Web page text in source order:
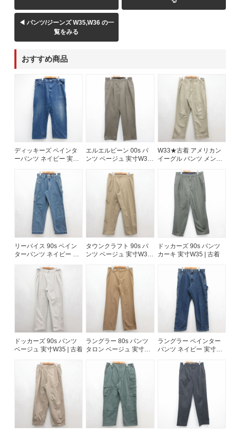
60年代 50年代
すべての年代を見る
週刊ラッシュアウト新聞
古着コラム
メディア・イベント情報
Youtube 古着屋Rush Out チャンネル
スタッフコーディネート
ご利用案内
お客様の声
レビュー1万件突破
お気に入りリスト
会員登録
メルマガ登録
会社概要
店舗一覧
古着卸売
特定商取引法に基づく表示
プライバシーポリシー
お問い合わせ
◀ パンツ/ジーンズ W35,W36 の一
覧をみる
おすすめ商品
ディッキーズ ペインタ
ーパンツ ネイビー 実寸
エルエルビーン 00s パ
ンツ ベージュ 実寸W35 |
W33★古着 アメリカン
イーグル パンツ メンズ
ージュ 26aug05
リーバイス 90s ペイン
ターパンツ ネイビー 実
タウンクラフト 90s パ
ンツ ベージュ 実寸W34 |
ドッカーズ 90s パンツ
カーキ 実寸W35 | 古着
ドッカーズ 90s パンツ
ベージュ 実寸W35 | 古着
ラングラー 80s パンツ
タロン ベージュ 実寸
ラングラー ペインター
パンツ ネイビー 実寸